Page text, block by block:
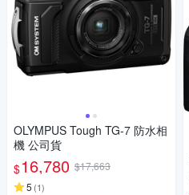
OLYMPUS Tough TG-7 防水相
機 公司貨
$16,780 $17,663
5 (1)